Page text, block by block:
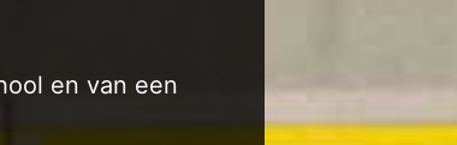
en van een